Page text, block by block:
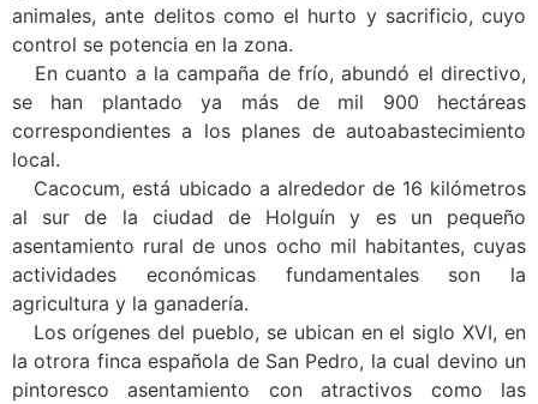
animales, ante delitos como el hurto y sacrificio, cuyo
control se potencia en la zona.
En cuanto a la campaña de frío, abundó el directivo,
se han plantado ya más de mil 900 hectáreas
correspondientes a los planes de autoabastecimiento
local.
Cacocum, está ubicado a alrededor de 16 kilómetros
al sur de la ciudad de Holguín y es un pequeño
asentamiento rural de unos ocho mil habitantes, cuyas
actividades económicas fundamentales son la
agricultura y la ganadería.
Los orígenes del pueblo, se ubican en el siglo XVI, en
la otrora finca española de San Pedro, la cual devino un
pintoresco asentamiento con atractivos como las